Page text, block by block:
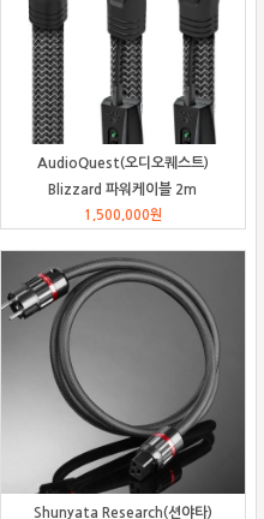
AudioQuest(오디오퀘스트)
Blizzard 파워케이블 2m
1,500,000원
Shunyata Research(션야타)